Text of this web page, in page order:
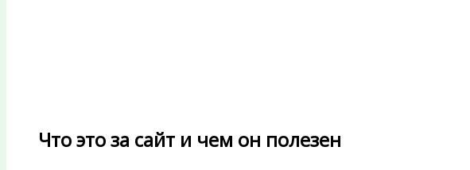
Что это за сайт и чем он полезен